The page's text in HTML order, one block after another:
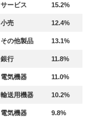
サービス 15.2%
小売 12.4%
その他製品 13.1%
銀行 11.8%
電気機器 11.0%
輸送用機器 10.2%
電気機器 9.8%